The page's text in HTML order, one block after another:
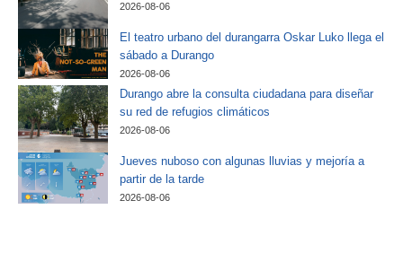
2026-08-06
El teatro urbano del durangarra Oskar Luko llega el
sábado a Durango
2026-08-06
Durango abre la consulta ciudadana para diseñar
su red de refugios climáticos
2026-08-06
Jueves nuboso con algunas lluvias y mejoría a
partir de la tarde
2026-08-06